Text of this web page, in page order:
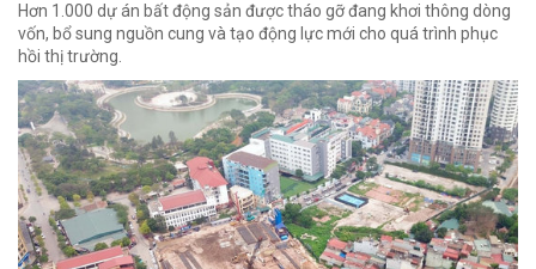
Hơn 1.000 dự án bất động sản được tháo gỡ đang khơi thông dòng
vốn, bổ sung nguồn cung và tạo động lực mới cho quá trình phục
hồi thị trường.